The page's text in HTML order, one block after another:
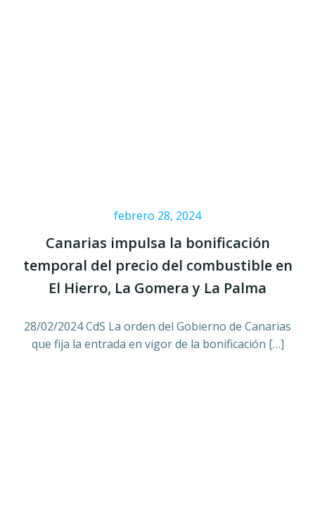
febrero 28, 2024
Canarias impulsa la bonificación
temporal del precio del combustible en
El Hierro, La Gomera y La Palma
28/02/2024 CdS La orden del Gobierno de Canarias
que fija la entrada en vigor de la bonificación […]